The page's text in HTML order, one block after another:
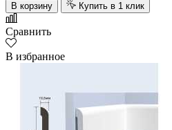
В корзину Купить в 1 клик
Сравнить
В избранное